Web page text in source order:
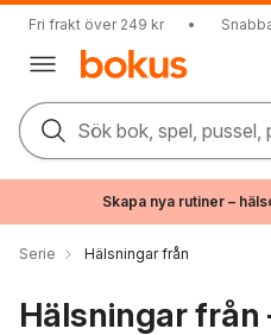
Fri frakt över 249 kr •
Sök bok, spel, pussel,
Skapa nya rutiner –
Serie Hälsningar från
Hälsningar från